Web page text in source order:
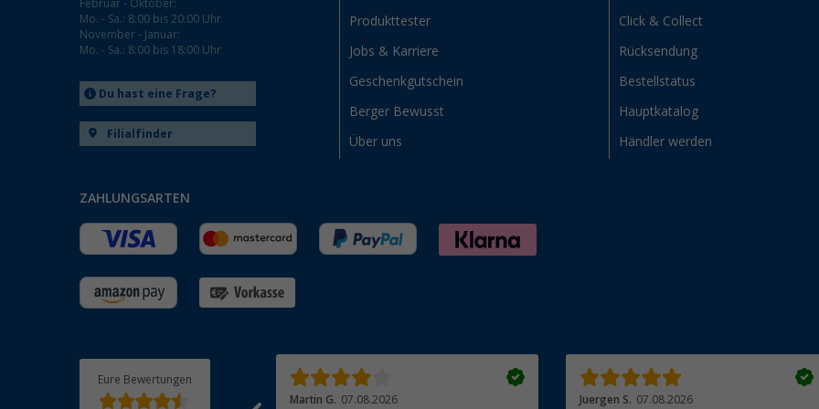
Februar - Oktober:
Mo. - Sa.: 8:00 bis 20:00 Uhr
November - Januar:
Mo. - Sa.: 8:00 bis 18:00 Uhr
Du hast eine Frage?
Filialfinder
Produkttester
Jobs & Karriere
Geschenkgutschein
Berger Bewusst
Über uns
Click & Collect
Rücksendung
Bestellstatus
Hauptkatalog
Händler werden
ZAHLUNGSARTEN
Eure Bewertungen
07.08.2026 Martin G. 07.08.2026 Juergen S. 07.08.2026